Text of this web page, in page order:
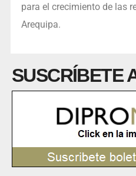
para el crecimiento de las
Arequipa.
SUSCRÍBETE